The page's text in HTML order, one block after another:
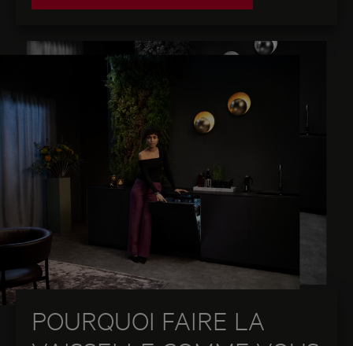
POURQUOI FAIRE LA